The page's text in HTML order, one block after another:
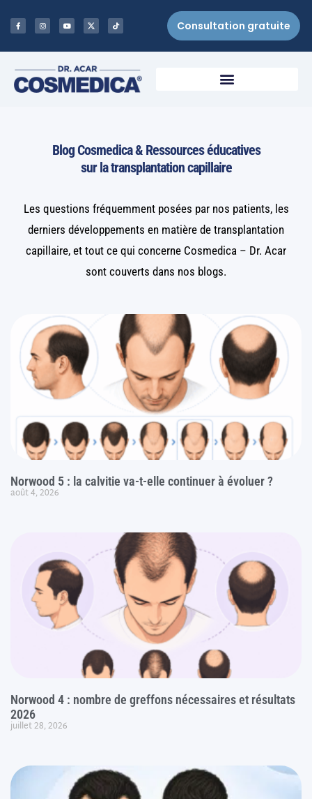
Consultation gratuite
Blog Cosmedica & Ressources éducatives
sur la transplantation capillaire
Les questions fréquemment posées par nos patients, les
derniers développements en matière de transplantation
capillaire, et tout ce qui concerne Cosmedica – Dr. Acar
sont couverts dans nos blogs.
Norwood 5 : la calvitie va-t-elle continuer à évoluer ?
août 4, 2026
Norwood 4 : nombre de greffons nécessaires et résultats
2026
juillet 28, 2026